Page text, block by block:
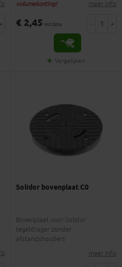
+
volumekorting! meer info
€ 2,45 incl.btw - +
Vergelijken
Solidor bovenplaat C0
Bovenplaat voor Solidor
tegeldrager zonder
afstandshouders
meer info